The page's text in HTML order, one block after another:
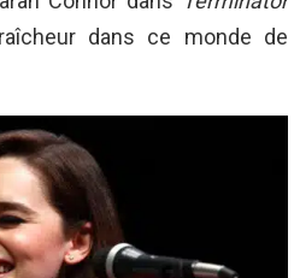
dans ce monde de